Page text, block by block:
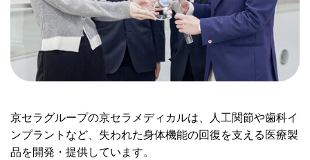
京セラグループの京セラメディカルは、人工関節や歯科イ
ンプラントなど、失われた身体機能の回復を支える医療製
品を開発・提供しています。